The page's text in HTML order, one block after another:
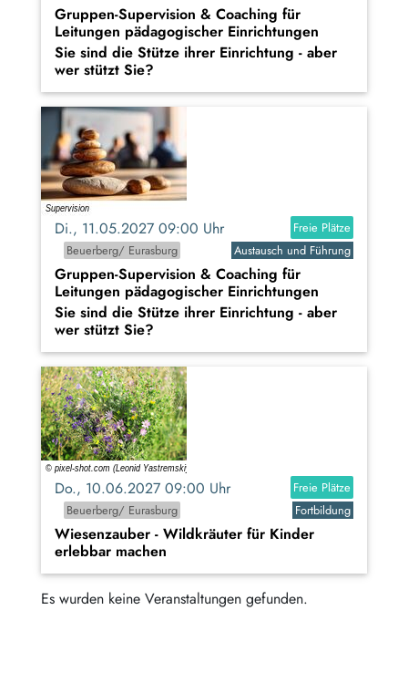
Gruppen-Supervision & Coaching für
Leitungen pädagogischer Einrichtungen
Sie sind die Stütze ihrer Einrichtung - aber
wer stützt Sie?
Di., 11.05.2027 09:00 Uhr
Freie Plätze
Beuerberg/ Eurasburg
Austausch und Führung
Gruppen-Supervision & Coaching für
Leitungen pädagogischer Einrichtungen
Sie sind die Stütze ihrer Einrichtung - aber
wer stützt Sie?
Do., 10.06.2027 09:00 Uhr
Freie Plätze
Beuerberg/ Eurasburg
Fortbildung
Wiesenzauber - Wildkräuter für Kinder
erlebbar machen
Es wurden keine Veranstaltungen gefunden.